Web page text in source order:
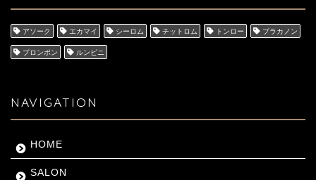
アソーク エカマイ シーロム チットロム トンロー プラカノン
プロンポン ルンピニ
NAVIGATION
HOME
SALON